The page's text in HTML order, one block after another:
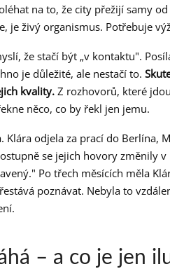
na to, že city přežijí samy
je živý organismus. Potřebuje
že stačí být „v kontaktu".
je důležité, ale nestačí to.
kvality. Z rozhovorů, které
něco, co by řekl jen jemu.
Klára odjela za prací do Berlína,
se jejich hovory změnily v
Po třech měsících měla
poznávat. Nebyla to
– a co je jen